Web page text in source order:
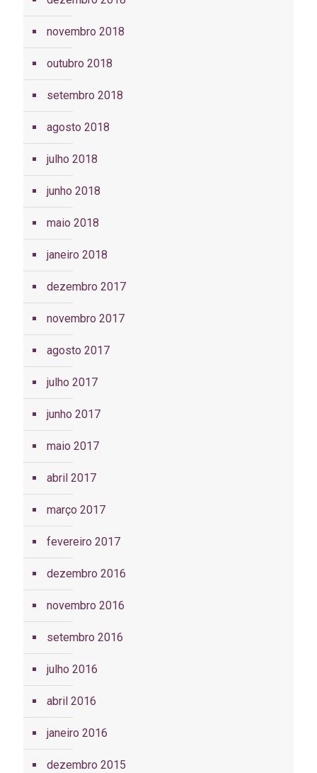
novembro 2018
outubro 2018
setembro 2018
agosto 2018
julho 2018
junho 2018
maio 2018
janeiro 2018
dezembro 2017
novembro 2017
agosto 2017
julho 2017
junho 2017
maio 2017
abril 2017
março 2017
fevereiro 2017
dezembro 2016
novembro 2016
setembro 2016
julho 2016
abril 2016
janeiro 2016
dezembro 2015